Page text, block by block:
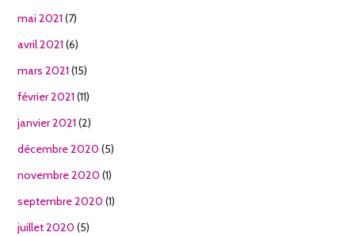
mai 2021 (7)
avril 2021 (6)
mars 2021 (15)
février 2021 (11)
janvier 2021 (2)
décembre 2020 (5)
novembre 2020 (1)
septembre 2020 (1)
juillet 2020 (5)